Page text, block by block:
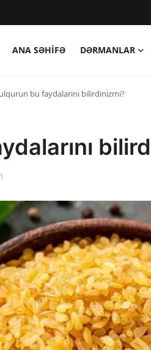
ANA SƏHIFƏ DƏRMANLAR
bu faydalarını bilirdinizmi?